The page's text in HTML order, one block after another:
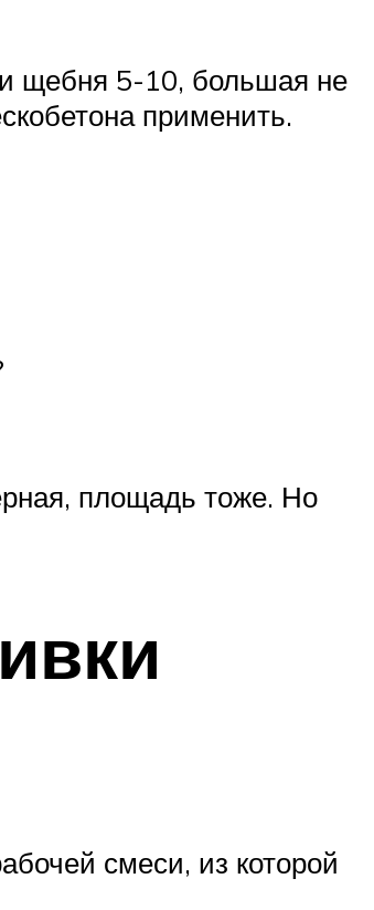
щебня 5-10, большая не
применить.
площадь тоже. Но
смеси, из которой